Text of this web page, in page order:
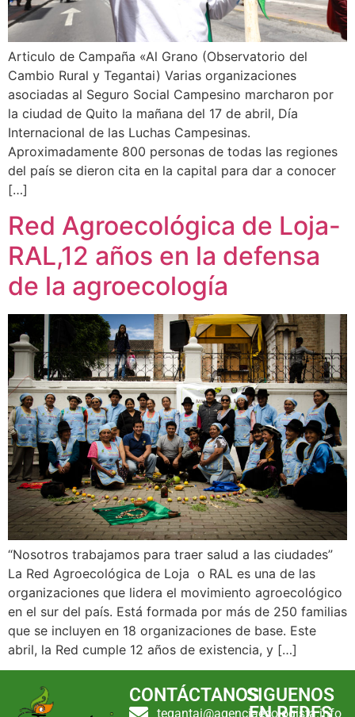
Articulo de Campaña «Al Grano (Observatorio del
Cambio Rural y Tegantai) Varias organizaciones
asociadas al Seguro Social Campesino marcharon por
la ciudad de Quito la mañana del 17 de abril, Día
Internacional de las Luchas Campesinas.
Aproximadamente 800 personas de todas las regiones
del país se dieron cita en la capital para dar a conocer
[…]
Red Agroecológica de Loja-
RAL,12 años en la defensa
de la agroecología
“Nosotros trabajamos para traer salud a las ciudades”
La Red Agroecológica de Loja o RAL es una de las
organizaciones que lidera el movimiento agroecológico
en el sur del país. Está formada por más de 250 familias
que se incluyen en 18 organizaciones de base. Este
abril, la Red cumple 12 años de existencia, y […]
CONTÁCTANOS
tegantai@agenciaecologista.info
SIGUENOS